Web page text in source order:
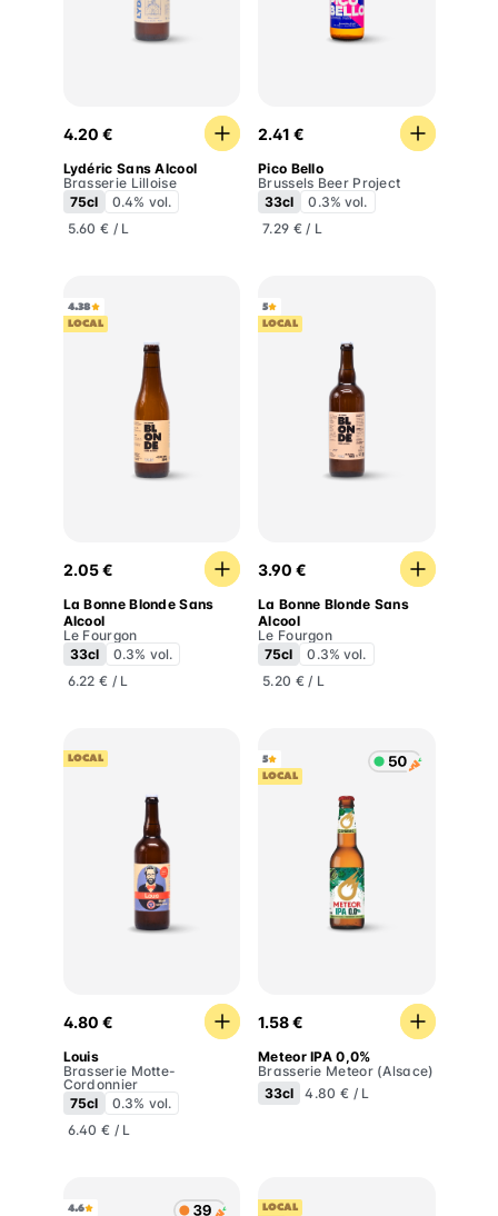
Lydéric Sans Alcool
4.20 €
Lydéric Sans Alcool
Brasserie Lilloise
75cl
0.4% vol.
5.60 € / L
2.41 €
Pico Bello
Brussels Beer Project
33cl
0.3% vol.
7.29 € / L
4.38
LOCAL
La Bonne Blonde Sans Alcool
2.05 €
La Bonne Blonde Sans
Alcool
Le Fourgon
33cl
0.3% vol.
6.22 € / L
5
LOCAL
La Bonne Blonde Sans
3.90 €
La Bonne Blonde Sans
Alcool
Le Fourgon
75cl
0.3% vol.
5.20 € / L
LOCAL
4.80 €
Louis
Brasserie Motte-
Cordonnier
75cl
0.3% vol.
6.40 € / L
5
LOCAL
1.58 €
Meteor IPA 0,0%
Brasserie Meteor (Alsace)
33cl
4.80 € / L
4.6
LOCAL